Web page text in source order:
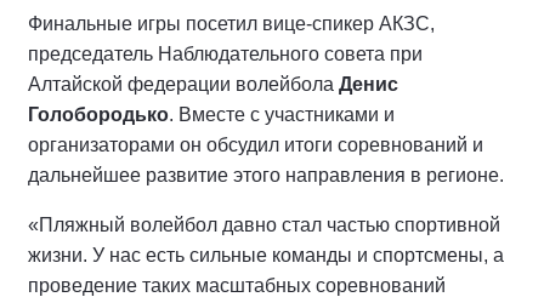
Финальные игры посетил вице-спикер АКЗС,
председатель Наблюдательного совета при
Алтайской федерации волейбола Денис
Голобородько. Вместе с участниками и
организаторами он обсудил итоги соревнований и
дальнейшее развитие этого направления в регионе.
«Пляжный волейбол давно стал частью спортивной
жизни. У нас есть сильные команды и спортсмены, а
проведение таких масштабных соревнований